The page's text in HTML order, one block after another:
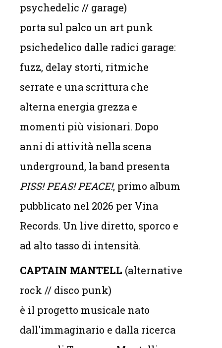
psychedelic // garage)
porta sul palco un art punk
psichedelico dalle radici garage:
fuzz, delay storti, ritmiche
serrate e una scrittura che
alterna energia grezza e
momenti più visionari. Dopo
anni di attività nella scena
underground, la band presenta
PISS! PEAS! PEACE!, primo album
pubblicato nel 2026 per Vina
Records. Un live diretto, sporco e
ad alto tasso di intensità.
CAPTAIN MANTELL (alternative
rock // disco punk)
è il progetto musicale nato
dall'immaginario e dalla ricerca